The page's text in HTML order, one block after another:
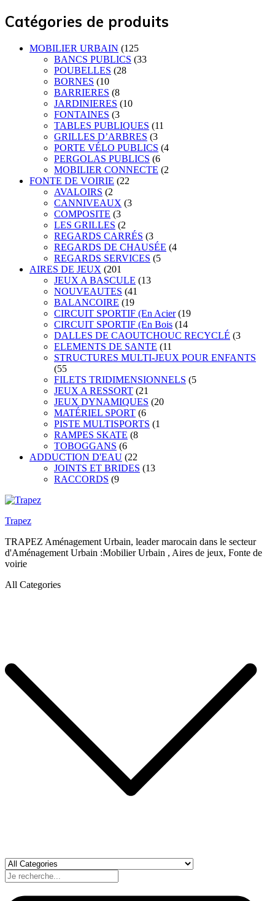
Catégories de produits
MOBILIER URBAIN (125
BANCS PUBLICS (33
POUBELLES (28
BORNES (10
BARRIERES (8
JARDINIERES (10
FONTAINES (3
TABLES PUBLIQUES (11
GRILLES D’ARBRES (3
PORTE VÉLO PUBLICS (4
PERGOLAS PUBLICS (6
MOBILIER CONNECTE (2
FONTE DE VOIRIE (22
AVALOIRS (2
CANNIVEAUX (3
COMPOSITE (3
LES GRILLES (2
REGARDS CARRÉS (3
REGARDS DE CHAUSÉE (4
REGARDS SERVICES (5
AIRES DE JEUX (201
JEUX A BASCULE (13
NOUVEAUTES (41
BALANCOIRE (19
CIRCUIT SPORTIF (En Acier (19
CIRCUIT SPORTIF (En Bois (14
DALLES DE CAOUTCHOUC RECYCLÉ (3
ELEMENTS DE SANTE (11
STRUCTURES MULTI-JEUX POUR ENFANTS
(55
FILETS TRIDIMENSIONNELS (5
JEUX A RESSORT (21
JEUX DYNAMIQUES (20
MATÉRIEL SPORT (6
PISTE MULTISPORTS (1
RAMPES SKATE (8
TOBOGGANS (6
ADDUCTION D'EAU (22
JOINTS ET BRIDES (13
RACCORDS (9
Trapez
TRAPEZ Aménagement Urbain, leader marocain dans le secteur
d'Aménagement Urbain :Mobilier Urbain , Aires de jeux, Fonte de
voirie
All Categories